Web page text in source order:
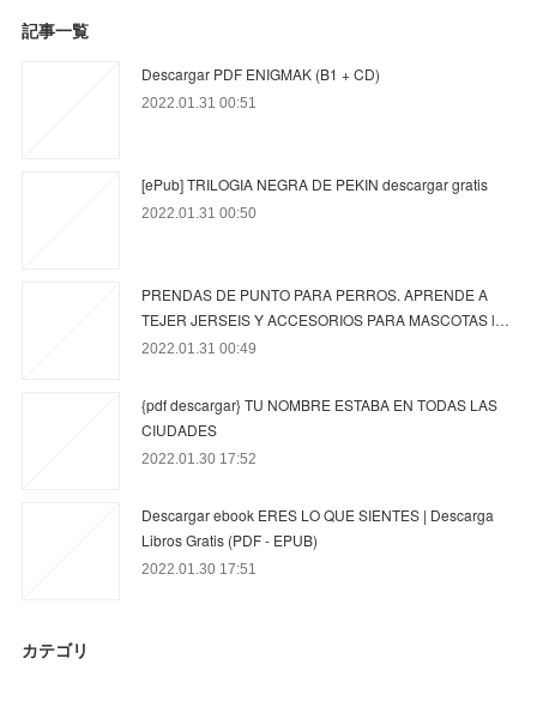
記事一覧
Descargar PDF ENIGMAK (B1 + CD)
2022.01.31 00:51
[ePub] TRILOGIA NEGRA DE PEKIN descargar gratis
2022.01.31 00:50
PRENDAS DE PUNTO PARA PERROS. APRENDE A
TEJER JERSEIS Y ACCESORIOS PARA MASCOTAS l…
2022.01.31 00:49
{pdf descargar} TU NOMBRE ESTABA EN TODAS LAS
CIUDADES
2022.01.30 17:52
Descargar ebook ERES LO QUE SIENTES | Descarga
Libros Gratis (PDF - EPUB)
2022.01.30 17:51
カテゴリ